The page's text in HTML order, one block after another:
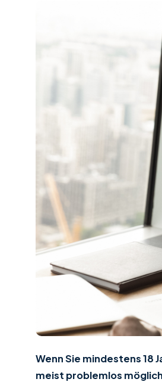
Wenn Sie mindestens 18
meist problemlos